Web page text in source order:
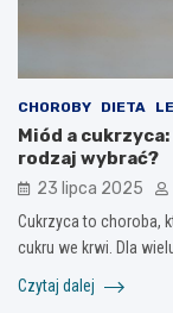
CHOROBY DIETA
Miód a
rodzaj wybrać?
23 lipca 2025
Cukrzyca to choroba,
cukru we krwi. Dla
Czytaj dalej